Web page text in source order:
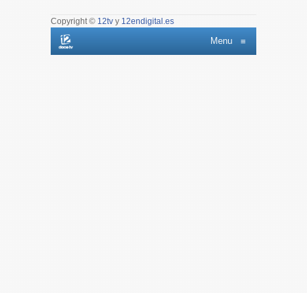
Copyright © 12tv y 12endigital.es
Menu ≡